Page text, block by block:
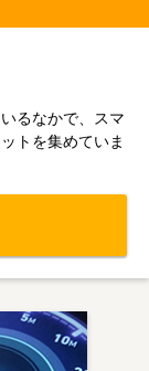
るなかで、スマ
トを集めていま